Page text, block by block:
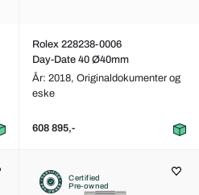
Rolex 228238-0006
Day-Date 40 Ø40mm
År: 2018, Originaldokumenter og
eske
608 895,-
Certified
Pre-owned